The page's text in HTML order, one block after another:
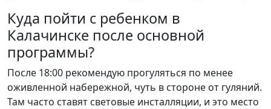
Куда пойти с ребенком в
Калачинске после основной
программы?
После 18:00 рекомендую прогуляться по менее
оживленной набережной, чуть в стороне от гуляний.
Там часто ставят световые инсталляции, и это место